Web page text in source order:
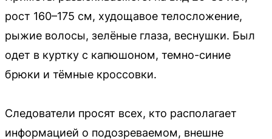
рост 160–175 см, худощавое телосложение,
рыжие волосы, зелёные глаза, веснушки. Был
одет в куртку с капюшоном, темно-синие
брюки и тёмные кроссовки.
Следователи просят всех, кто располагает
информацией о подозреваемом, внешне